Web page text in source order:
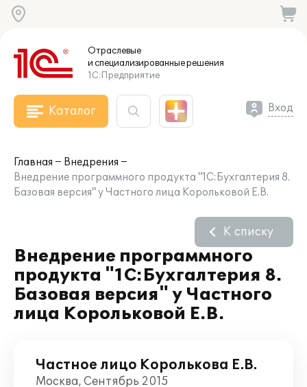
Отраслевые
и специализированныерешения
1С:Предприятие
Каталог Вход
Главная
Внедрения
Внедрение программного продукта "1С:Бухгалтерия 8.
Базовая версия" у Частного лица Корольковой Е.В.
Внедрение программного
продукта "1С:Бухгалтерия 8.
Базовая версия" у Частного
лица Корольковой Е.В.
К списку
Частное лицо Королькова Е.В.
Москва, Сентябрь 2015